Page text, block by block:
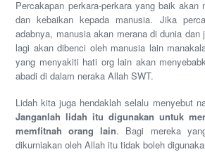
Percakapan perkara-perkara yang baik akan
dan kebaikan kepada manusia. Jika
adabnya, manusia akan merana di dunia
lagi akan dibenci oleh manusia lain
yang menyakiti hati org lain akan
abadi di dalam neraka Allah SWT.
Lidah kita juga hendaklah selalu menyebut
Janganlah lidah itu digunakan untuk
memfitnah orang lain. Bagi mereka
dikurniakan oleh Allah itu tidak boleh